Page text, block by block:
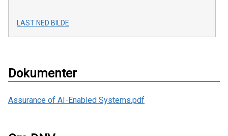
LAST NED BILDE
Dokumenter
Assurance of AI-Enabled Systems.pdf